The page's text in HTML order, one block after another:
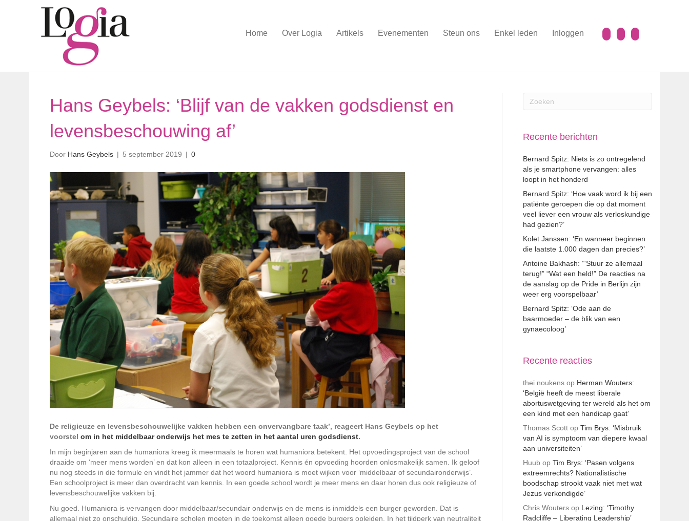
Home Over Logia Artikels Evenementen Steun ons Enkel leden Inloggen
Hans Geybels: ‘Blijf van de vakken godsdienst en
levensbeschouwing af’
Door Hans Geybels | 5 september 2019 | 0
De religieuze en levensbeschouwelijke vakken hebben een onvervangbare taak’, reageert Hans Geybels op het
voorstel om in het middelbaar onderwijs het mes te zetten in het aantal uren godsdienst.
In mijn beginjaren aan de humaniora kreeg ik meermaals te horen wat humaniora betekent. Het opvoedingsproject van de school
draaide om ‘meer mens worden’ en dat kon alleen in een totaalproject. Kennis én opvoeding hoorden onlosmakelijk samen. Ik geloof
nu nog steeds in die formule en vindt het jammer dat het woord humaniora is moet wijken voor ‘middelbaar of secundaironderwijs’.
Een schoolproject is meer dan overdracht van kennis. In een goede school wordt je meer mens en daar horen dus ook religieuze of
levensbeschouwelijke vakken bij.
Nu goed. Humaniora is vervangen door middelbaar/secundair onderwijs en de mens is inmiddels een burger geworden. Dat is
allemaal niet zo onschuldig. Secundaire scholen moeten in de toekomst alleen goede burgers opleiden. In het tijdperk van neutraliteit
Recente berichten
Bernard Spitz: Niets is zo ontregelend
als je smartphone vervangen: alles
loopt in het honderd
Bernard Spitz: ‘Hoe vaak word ik bij een
patiënte geroepen die op dat moment
veel liever een vrouw als verloskundige
had gezien?’
Kolet Janssen: ‘En wanneer beginnen
die laatste 1.000 dagen dan precies?’
Antoine Bakhash: ‘“Stuur ze allemaal
terug!” “Wat een held!” De reacties na
de aanslag op de Pride in Berlijn zijn
weer erg voorspelbaar’
Bernard Spitz: ‘Ode aan de
baarmoeder – de blik van een
gynaecoloog’
Recente reacties
thei noukensop Herman Wouters:
‘België heeft de meest liberale
abortuswetgeving ter wereld als het om
een kind met een handicap gaat’
Thomas Scottop Tim Brys: ‘Misbruik
van AI is symptoom van diepere kwaal
aan universiteiten’
Huubop Tim Brys: ‘Pasen volgens
extreemrechts? Nationalistische
boodschap strookt vaak niet met wat
Jezus verkondigde’
Chris Woutersop Lezing: ‘Timothy
Radcliffe – Liberating Leadership’